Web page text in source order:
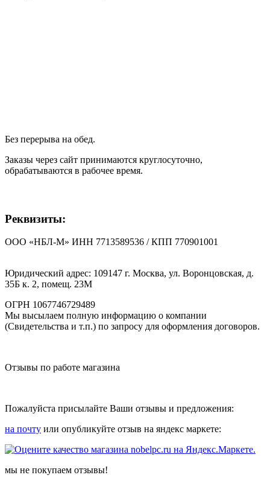
Без перерыва на обед.
Заказы через сайт принимаются круглосуточно,
обрабатываются в рабочее время.
Реквизиты:
ООО «НБЛ-М» ИНН 7713589536 / КПП 770901001
Юридический адрес: 109147 г. Москва, ул. Воронцовская, д.
35Б к. 2, помещ. 23М
ОГРН 1067746729489
Мы высылаем полную информацию о компании
(Свидетельства и т.п.) по запросу для оформления договоров.
Отзывы по работе магазина
Пожалуйста присылайте Ваши отзывы и предложения:
на почту или опубликуйте отзыв на яндекс маркете:
мы не покупаем отзывы!